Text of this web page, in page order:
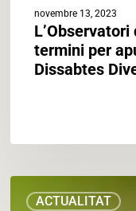
novembre 13, 2023
termini per
Dissabtes
ACTUALITAT
ajuda